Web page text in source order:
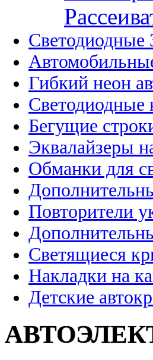
Светодиодные
Гибкий неон
Светодиодные
Бегущие
Эквалайзеры
Обманки для
Повторители
Светящиеся
Накладки на
Детские